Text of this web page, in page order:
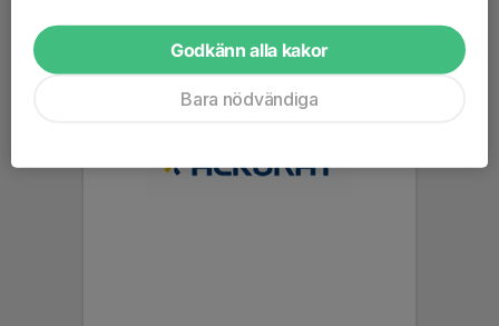
Godkänn alla kakor
Bara nödvändiga